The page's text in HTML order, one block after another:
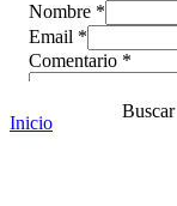
Nombre *
Email *
Comentario *
Inicio
Buscar